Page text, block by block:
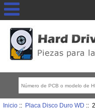
Inicio:: Placa Disco Duro WD ::